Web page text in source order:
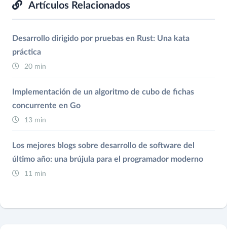
Artículos Relacionados
Desarrollo dirigido por pruebas en Rust: Una kata
práctica
20 min
Implementación de un algoritmo de cubo de fichas
concurrente en Go
13 min
Los mejores blogs sobre desarrollo de software del
último año: una brújula para el programador moderno
11 min